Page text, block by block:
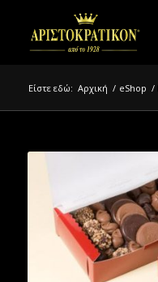
Είστε εδώ: Αρχική / eShop /